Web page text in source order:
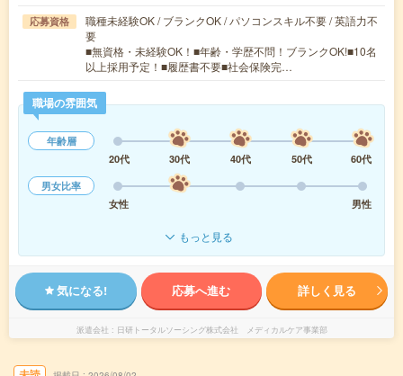
応募資格
職種未経験OK / ブランクOK / パソコンスキル不要 / 英語力不
要
■無資格・未経験OK！■年齢・学歴不問！ブランクOK!■10名
以上採用予定！■履歴書不要■社会保険完…
職場の雰囲気
年齢層
20代
30代 40代 50代
60代
男女比率
女性
男性
もっと見る
気になる! 応募へ進む 詳しく見る
派遣会社 日研トータルソーシング株式会社 メディカルケア事業部